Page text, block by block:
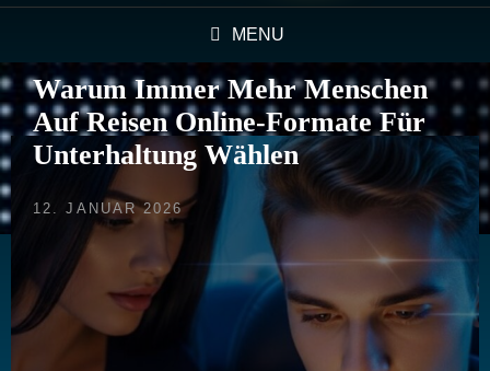
MENU
Warum Immer Mehr Menschen
Auf Reisen Online-Formate Für
Unterhaltung Wählen
POSTED
12. JANUAR 2026